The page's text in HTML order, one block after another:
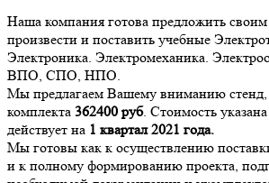
Наша компания готова предложить своим
произвести и поставить учебные
Электроника. Электромеханика.
ВПО, СПО, НПО.
Мы предлагаем Вашему вниманию стенд,
комплекта 362400 руб. Стоимость
действует на 1 квартал 2021 года.
Мы готовы как к осуществлению
и к полному формированию проекта,